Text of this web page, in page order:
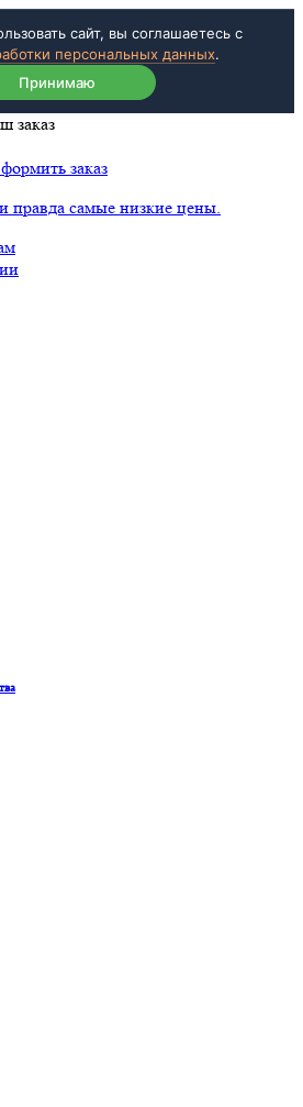
сайт, вы соглашаетесь с
персональных данных.
Принимаю
заказ
заказ
правда самые низкие цены.